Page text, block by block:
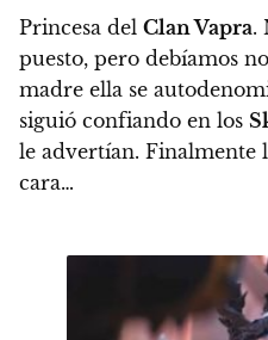
Princesa del Clan Vapra.
puesto, pero debíamos
madre ella se
siguió confiando en los
le advertían. Finalmente
cara…